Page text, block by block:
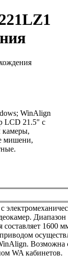
WinAlign
LCD 21.5" с
камеры,
мишени,
Диапазон
составляет 1600
Возможна
WA кабинетов.